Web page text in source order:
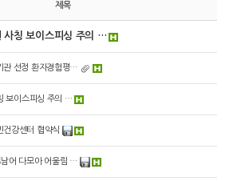
제목
사칭 보이스피싱 주의 …
관 선정 환자경험평…
보이스피싱 주의 …
건강센터 협약식
어 다모아 어울림 …